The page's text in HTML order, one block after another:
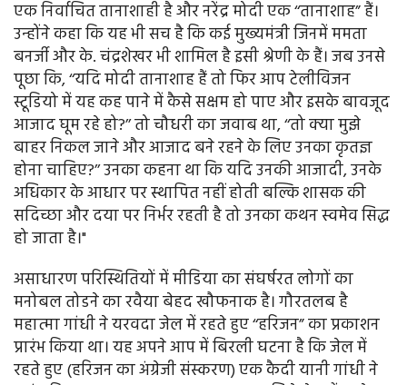
एक निर्वाचित तानाशाही है और नरेंद्र मोदी एक ‘‘तानाशाह” हैं।
उन्होंने कहा कि यह भी सच है कि कई मुख्यमंत्री जिनमें ममता
बनर्जी और के. चंद्रशेखर भी शामिल है इसी श्रेणी के हैं। जब उनसे
पूछा कि, ‘‘यदि मोदी तानाशाह हैं तो फिर आप टेलीविजन
स्टूडियो में यह कह पाने में कैसे सक्षम हो पाए और इसके बावजूद
आजाद घूम रहे हो?’’ तो चौधरी का जवाब था, ‘‘तो क्या मुझे
बाहर निकल जाने और आजाद बने रहने के लिए उनका कृतज्ञ
होना चाहिए?’’ उनका कहना था कि यदि उनकी आजादी, उनके
अधिकार के आधार पर स्थापित नहीं होती बल्कि शासक की
सदिच्छा और दया पर निर्भर रहती है तो उनका कथन स्वमेव सिद्ध
हो जाता है।"
असाधारण परिस्थितियों में मीडिया का संघर्षरत लोगों का
मनोबल तोडने का रवैया बेहद खौफनाक है। गौरतलब है
महात्मा गांधी ने यरवदा जेल में रहते हुए ‘‘हरिजन” का प्रकाशन
प्रारंभ किया था। यह अपने आप में बिरली घटना है कि जेल में
रहते हुए (हरिजन का अंग्रेजी संस्करण) एक कैदी यानी गांधी ने